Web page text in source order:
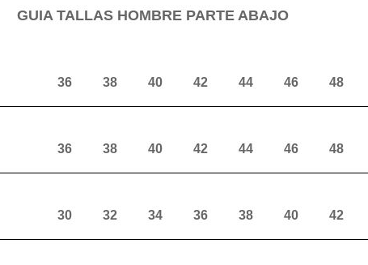
GUIA TALLAS HOMBRE PARTE ABAJO
36 38 40 42 44 46 48
36 38 40 42 44 46 48
30 32 34 36 38 40 42